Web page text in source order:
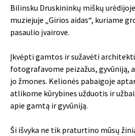
Bilinsku Druskininkų miškų
muziejuje „Girios aidas“, kuriame
pasaulio įvairove.
Įkvėpti gamtos ir sužavėti
fotografavome peizažus, gyvūniją,
jo žmones. Kelionės pabaigoje
atlikome kūrybines užduotis ir
apie gamtą ir gyvūniją.
Ši išvyka ne tik praturtino mūsų